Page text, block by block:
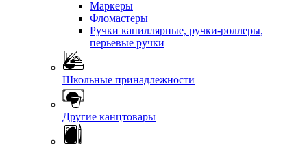
Маркеры
Фломастеры
Ручки капиллярные, ручки-роллеры,
перьевые ручки
Школьные принадлежности
Другие канцтовары